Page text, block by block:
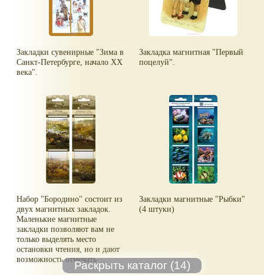
Закладки сувенирные "Зима в
Санкт-Петербурге, начало ХХ
века".
Закладка магнитная "Первый
поцелуй".
Набор "Бородино" состоит из
двух магнитных закладок.
Маленькие магнитные
закладки позволяют вам не
только выделять место
остановки чтения, но и дают
возможность отмечать
несколько нужных страниц в
Закладки магнитные "Рыбки"
(4 штуки)